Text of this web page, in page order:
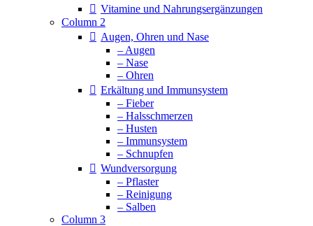
Vitamine und Nahrungsergänzungen
Column 2
Augen, Ohren und Nase
– Augen
– Nase
– Ohren
Erkältung und Immunsystem
– Fieber
– Halsschmerzen
– Husten
– Immunsystem
– Schnupfen
Wundversorgung
– Pflaster
– Reinigung
– Salben
Column 3